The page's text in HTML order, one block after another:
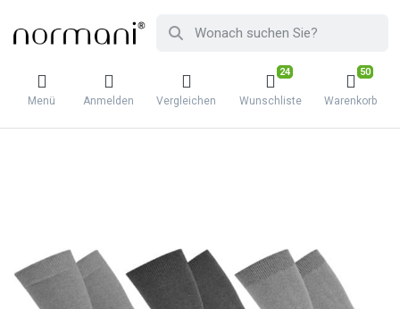
Menü Anmelden Vergleichen
24
Wunschliste
50
Warenkorb